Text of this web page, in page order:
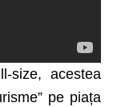
size, acestea
pe piața